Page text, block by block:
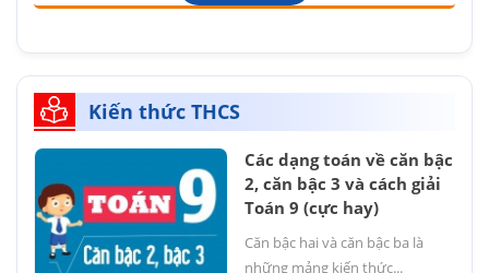
Kiến thức THCS
Các dạng toán về căn bậc
2, căn bậc 3 và cách giải
Toán 9 (cực hay)
Căn bậc hai và căn bậc ba là
những mảng kiến thức...